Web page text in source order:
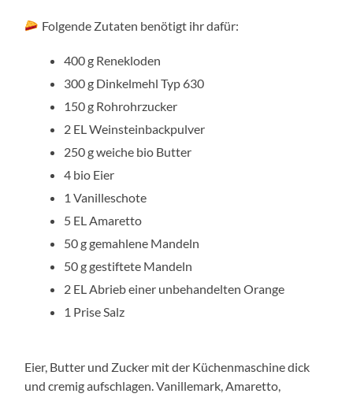
Folgende Zutaten benötigt ihr dafür:
400 g Renekloden
300 g Dinkelmehl Typ 630
150 g Rohrohrzucker
2 EL Weinsteinbackpulver
250 g weiche bio Butter
4 bio Eier
1 Vanilleschote
5 EL Amaretto
50 g gemahlene Mandeln
50 g gestiftete Mandeln
2 EL Abrieb einer unbehandelten Orange
1 Prise Salz
Eier, Butter und Zucker mit der Küchenmaschine dick
und cremig aufschlagen. Vanillemark, Amaretto,